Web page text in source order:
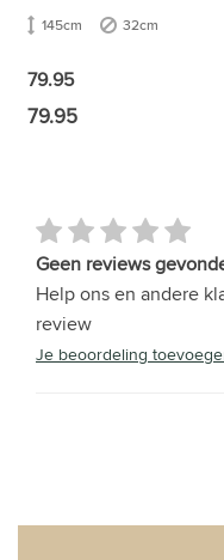
145cm 32cm
79.95
79.95
Geen reviews
Help ons en andere
review
Je beoordeling